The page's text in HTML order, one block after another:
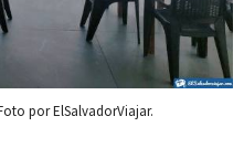
por ElSalvadorViajar.